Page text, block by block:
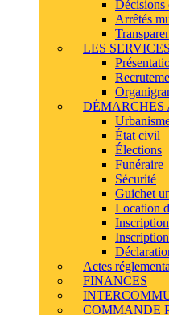
Décisions
Arrêtés
LES
DÉMARCHES
État civil
Élections
Funéraire
Sécurité
Guichet
Location
Actes
FINANCES
COMMANDE